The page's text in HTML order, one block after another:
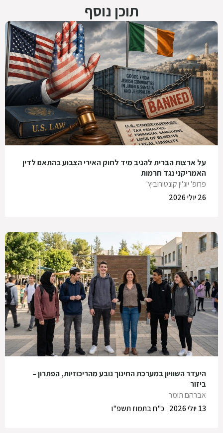
תוכן נוסף
על ארצות הברית להגיב מיד לחוק האירי הצבוע בהתאם לדין
האמריקני נגד חרמות
פרופ' יוג'ין קונטורוביץ'
26 יולי 2026
היעדר השוויון במערכת החינוך נובע מהריכוזיות, הפתרון –
ביזור
אברהם תומר
כ"ח בתמוז תשפ"ו
13 יולי 2026